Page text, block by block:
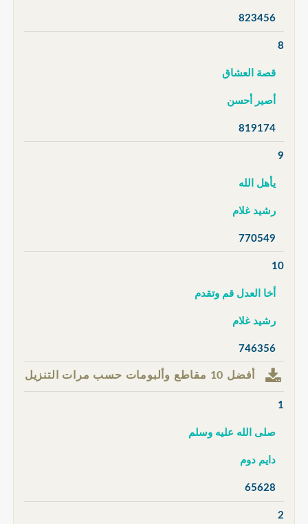
823456
8
قصة العشاق
أصير أحسن
819174
9
يأهل الله
رشيد غلام
770549
10
أخا العدل قم وتقدم
رشيد غلام
746356
أفضل 10 مقاطع وألبومات حسب مرات التنزيل
1
صلى الله عليه وسلم
دايم دوم
65628
2